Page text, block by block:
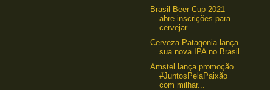
Brasil Beer Cup 2021
abre inscrições para
cervejar...
Cerveza Patagonia lança
sua nova IPA no Brasil
Amstel lança promoção
#JuntosPelaPaixão
com milhar...